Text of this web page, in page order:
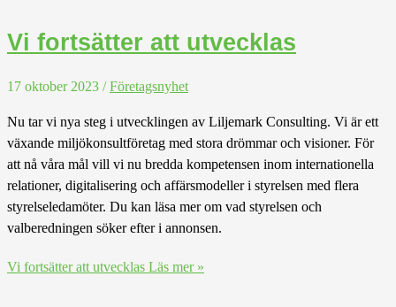
Vi fortsätter att utvecklas
17 oktober 2023 /Företagsnyhet
Nu tar vi nya steg i utvecklingen av Liljemark Consulting. Vi är ett
växande miljökonsultföretag med stora drömmar och visioner. För
att nå våra mål vill vi nu bredda kompetensen inom internationella
relationer, digitalisering och affärsmodeller i styrelsen med flera
styrelseledamöter. Du kan läsa mer om vad styrelsen och
valberedningen söker efter i annonsen.
Vi fortsätter att utvecklas Läs mer »